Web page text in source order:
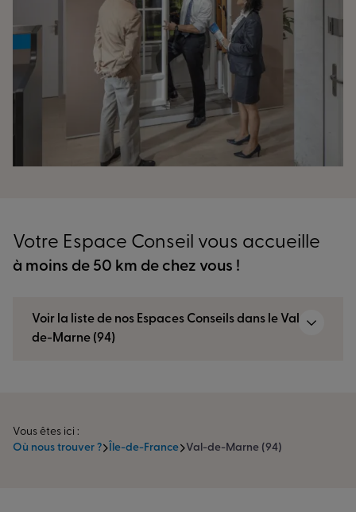
Votre Espace Conseil vous accueille
à moins de 50 km de chez vous !
Voir la liste de nos Espaces Conseils dans le Val-
de-Marne (94)
Vous êtes ici :
Où nous trouver ?
Île-de-France Val-de-Marne (94)